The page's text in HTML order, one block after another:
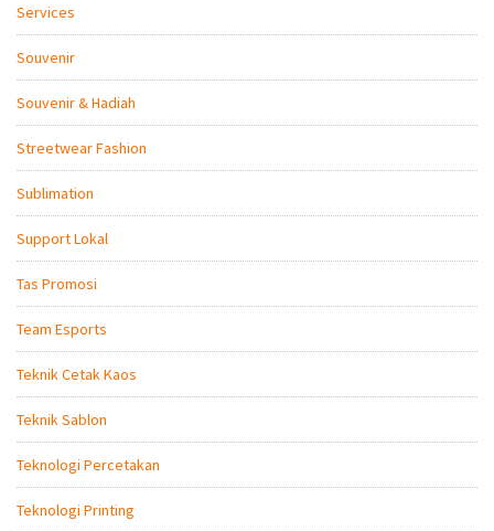
Services
Souvenir
Souvenir & Hadiah
Streetwear Fashion
Sublimation
Support Lokal
Tas Promosi
Team Esports
Teknik Cetak Kaos
Teknik Sablon
Teknologi Percetakan
Teknologi Printing